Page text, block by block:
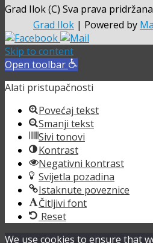
Grad Ilok (C) Sva prava
Grad Ilok | Powered by
Skip to content
Open toolbar
Alati pristupačnosti
Povećaj tekst
Smanji tekst
Sivi tonovi
Kontrast
Negativni kontrast
Svijetla pozadina
Istaknute poveznice
Čitljivi font
Reset
We use cookies to ensure that